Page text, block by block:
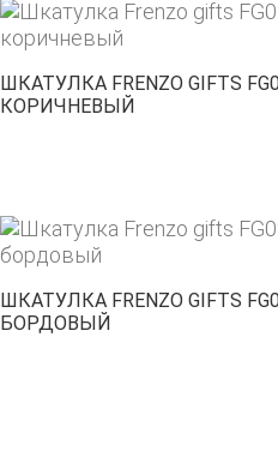
ШКАТУЛКА FRENZO GIFTS
КОРИЧНЕВЫЙ
ШКАТУЛКА FRENZO GIFTS
БОРДОВЫЙ